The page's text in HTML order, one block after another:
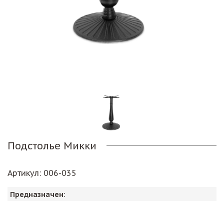
Подстолье Микки
Артикул: 006-035
Предназначен: